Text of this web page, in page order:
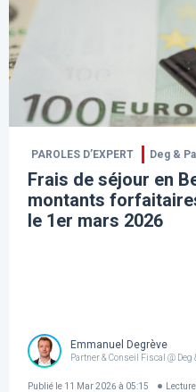
PAROLES D’EXPERT Deg &
Frais de séjour en
montants
le 1er mars 2026
Emmanuel Degrève
Partner & Conseil Fiscal @ Deg
Publié le 11 Mar 2026 à 05:15